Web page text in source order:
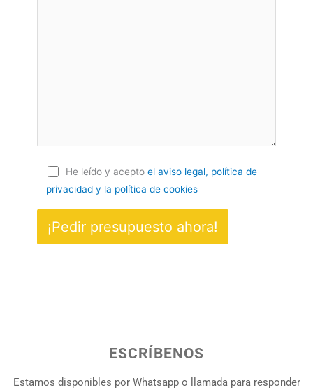
He leído y acepto el aviso legal, política de
privacidad y la política de cookies
ESCRÍBENOS
Estamos disponibles por Whatsapp o llamada para responder